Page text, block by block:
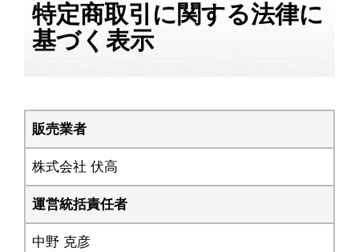
特定商取引に関する法律に
基づく表示
販売業者
株式会社 伏高
運営統括責任者
中野 克彦